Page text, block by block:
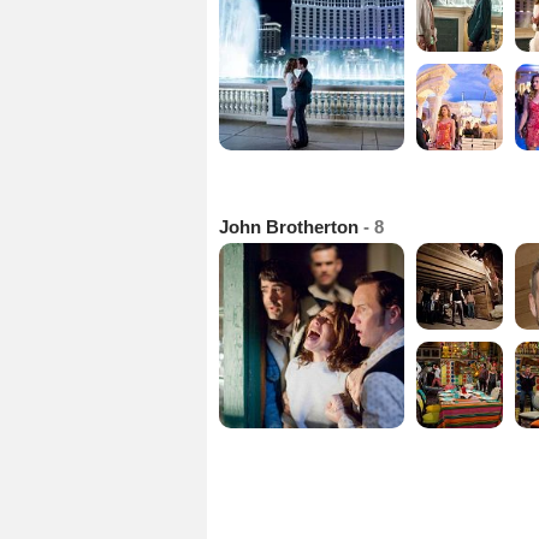
John Brotherton - 8